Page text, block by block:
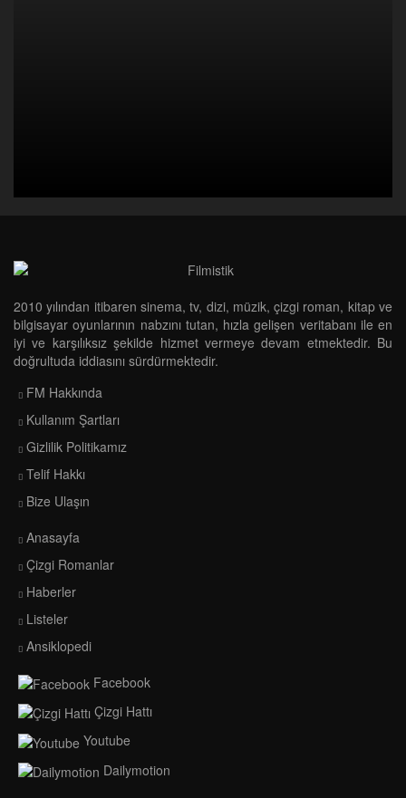
2010 yılından itibaren sinema, tv, dizi, müzik, çizgi roman, kitap ve
bilgisayar oyunlarının nabzını tutan, hızla gelişen veritabanı ile en
iyi ve karşılıksız şekilde hizmet vermeye devam etmektedir. Bu
doğrultuda iddiasını sürdürmektedir.
FM Hakkında
Kullanım Şartları
Gizlilik Politikamız
Telif Hakkı
Bize Ulaşın
Anasayfa
Çizgi Romanlar
Haberler
Listeler
Ansiklopedi
Facebook
Çizgi Hattı
Youtube
Dailymotion